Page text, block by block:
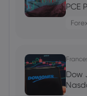
PCE
Dow